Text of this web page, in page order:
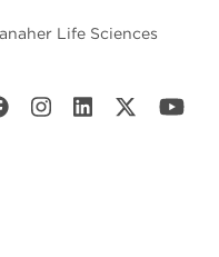
Life Sciences